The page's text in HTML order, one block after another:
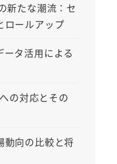
新たな潮流：セ
ロールアップ
ータ活用による
の対応とその
動向の比較と将